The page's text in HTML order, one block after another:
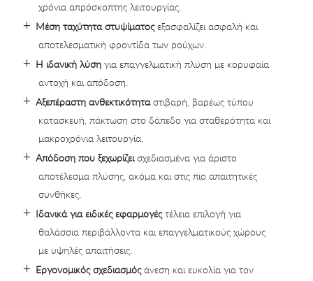
χρόνια απρόσκοπτης λειτουργίας.
Μέση ταχύτητα στυψίματοςεξασφαλίζει ασφαλή και
αποτελεσματική φροντίδα των ρούχων.
Η ιδανική λύσηγια επαγγελματική πλύση με κορυφαία
αντοχή και απόδοση.
Αξεπέραστη ανθεκτικότηταστιβαρή, βαρέως τύπου
κατασκευή, πάκτωση στο δάπεδο για σταθερότητα και
μακροχρόνια λειτουργία.
Απόδοση που ξεχωρίζεισχεδιασμένα για άριστο
αποτέλεσμα πλύσης, ακόμα και στις πιο απαιτητικές
συνθήκες.
Ιδανικά για ειδικές εφαρμογέςτέλεια επιλογή για
θαλάσσια περιβάλλοντα και επαγγελματικούς χώρους
με υψηλές απαιτήσεις.
Εργονομικός σχεδιασμόςάνεση και ευκολία για τον